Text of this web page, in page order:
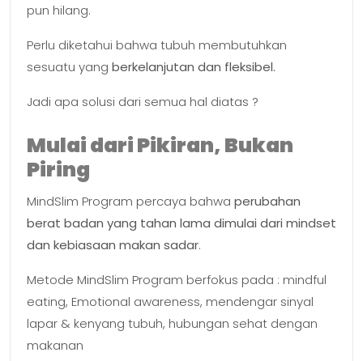
pun hilang.
Perlu diketahui bahwa tubuh membutuhkan
sesuatu yang berkelanjutan dan fleksibel.
Jadi apa solusi dari semua hal diatas ?
Mulai dari Pikiran, Bukan
Piring
MindSlim Program percaya bahwa perubahan
berat badan yang tahan lama dimulai dari mindset
dan kebiasaan makan sadar.
Metode MindSlim Program berfokus pada : mindful
eating, Emotional awareness, mendengar sinyal
lapar & kenyang tubuh, hubungan sehat dengan
makanan